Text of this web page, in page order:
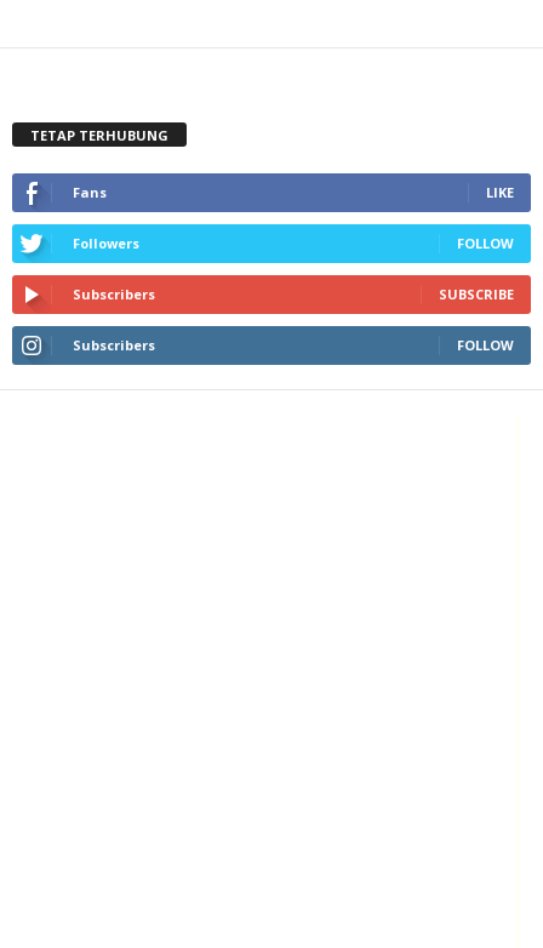
TETAP TERHUBUNG
Fans LIKE
Followers FOLLOW
Subscribers SUBSCRIBE
Subscribers FOLLOW